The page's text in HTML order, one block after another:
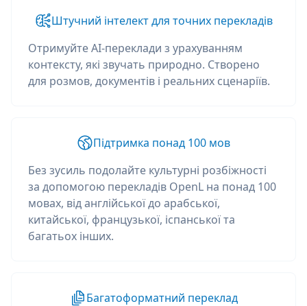
Штучний інтелект для точних перекладів
Отримуйте AI-переклади з урахуванням
контексту, які звучать природно. Створено
для розмов, документів і реальних сценаріїв.
Підтримка понад 100 мов
Без зусиль подолайте культурні розбіжності
за допомогою перекладів OpenL на понад 100
мовах, від англійської до арабської,
китайської, французької, іспанської та
багатьох інших.
Багатоформатний переклад